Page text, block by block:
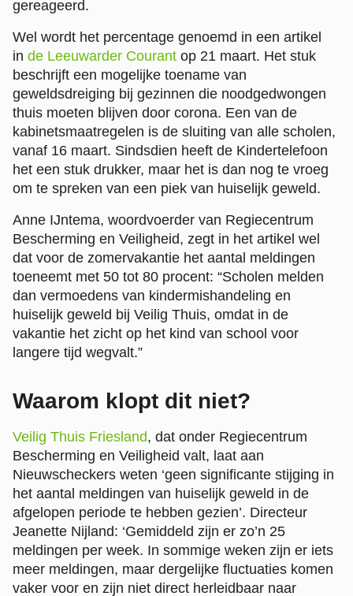
gereageerd.
Wel wordt het percentage genoemd in een artikel
in de Leeuwarder Courant op 21 maart. Het stuk
beschrijft een mogelijke toename van
geweldsdreiging bij gezinnen die noodgedwongen
thuis moeten blijven door corona. Een van de
kabinetsmaatregelen is de sluiting van alle scholen,
vanaf 16 maart. Sindsdien heeft de Kindertelefoon
het een stuk drukker, maar het is dan nog te vroeg
om te spreken van een piek van huiselijk geweld.
Anne IJntema, woordvoerder van Regiecentrum
Bescherming en Veiligheid, zegt in het artikel wel
dat voor de zomervakantie het aantal meldingen
toeneemt met 50 tot 80 procent: “Scholen melden
dan vermoedens van kindermishandeling en
huiselijk geweld bij Veilig Thuis, omdat in de
vakantie het zicht op het kind van school voor
langere tijd wegvalt.”
Waarom klopt dit niet?
Veilig Thuis Friesland, dat onder Regiecentrum
Bescherming en Veiligheid valt, laat aan
Nieuwscheckers weten ‘geen significante stijging in
het aantal meldingen van huiselijk geweld in de
afgelopen periode te hebben gezien’. Directeur
Jeanette Nijland: ‘Gemiddeld zijn er zo’n 25
meldingen per week. In sommige weken zijn er iets
meer meldingen, maar dergelijke fluctuaties komen
vaker voor en zijn niet direct herleidbaar naar